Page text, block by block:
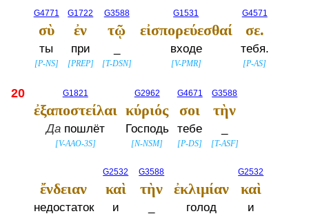
G4771
σὺ
ты
[P-NS]
G1722
ἐν
при
[PREP]
G3588
τῷ
[T-DSN]
G1531
εἰσπορεύεσθαί
входе
[V-PMR]
G4571
σε.
тебя.
[P-AS]
20 G1821
ἐξαποστείλαι
Дапошлёт
[V-AAO-3S]
G2962
κύριός
Господь
[N-NSM]
G4671
σοι
тебе
[P-DS]
G3588
τὴν
[T-ASF]
ἔνδειαν
недостаток
G2532
καὶ
и
G3588
τὴν ἐκλιμίαν
голод
G2532
καὶ
и